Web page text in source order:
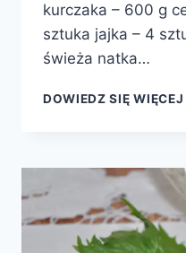
kurczaka – 600 g
sztuka jajka – 4
świeża natka…
DOWIEDZ SIĘ WIĘCEJ